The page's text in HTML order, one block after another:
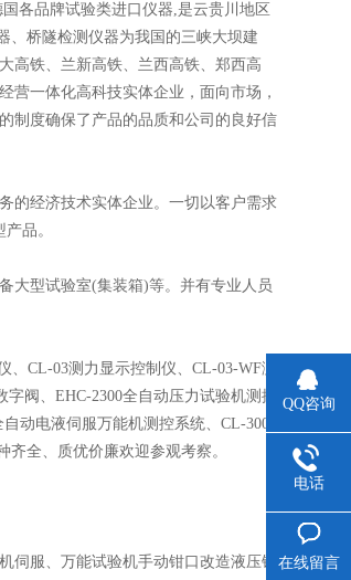
各品牌试验类进口仪器,是云贵川地区
、桥隧检测仪器为我国的三峡大坝建
高铁、兰新高铁、兰西高铁、郑西高
营一体化高科技实体企业，面向市场，
制度确保了产品的品质和公司的良好信
经济技术实体企业。一切以客户需求
品。
型试验室(集装箱)等。并有专业人员
CL-03测力显示控制仪、CL-03-WF测
阀、EHC-2300全自动压力试验机测控
动电液伺服万能机测控系统、CL-300
全、质优价廉欢迎参观考察。
服、万能试验机手动钳口改造液压钳
QQ咨询
电话
在线留言